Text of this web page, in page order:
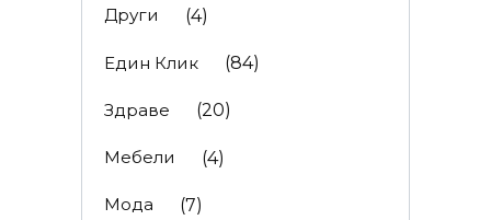
Други (4)
Един Клик (84)
Здраве (20)
Мебели (4)
Мода (7)